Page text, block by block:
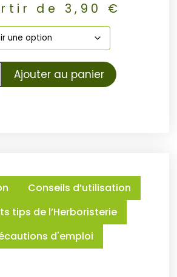
de 3,90 €
Ajouter au panier
Conseils d’utilisation
tips de l’Herboristerie
d'emploi